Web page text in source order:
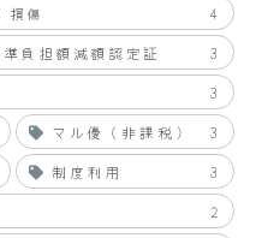
損傷
4
負担額減額認定証
3
3
マル優（非課税）
3
制度利用
3
2